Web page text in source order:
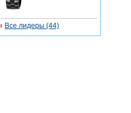
Все лидеры (44)